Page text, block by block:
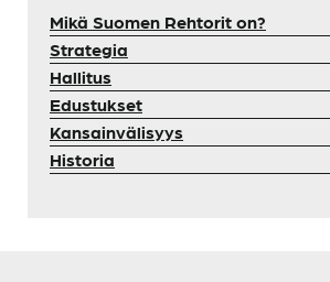
Mikä Suomen Rehtorit on?
Strategia
Hallitus
Edustukset
Kansainvälisyys
Historia